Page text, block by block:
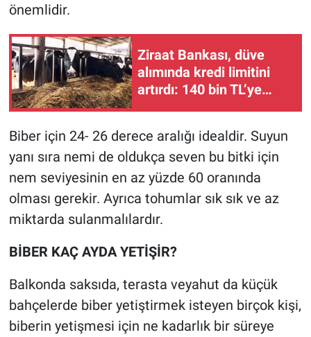
önemlidir.
Ziraat Bankası, düve
alımında kredi limitini
artırdı: 140 bin TL’ye
Biber için 24- 26 derece aralığı idealdir. Suyun
yanı sıra nemi de oldukça seven bu bitki için
nem seviyesinin en az yüzde 60 oranında
olması gerekir. Ayrıca tohumlar sık sık ve az
miktarda sulanmalılardır.
BİBER KAÇ AYDA YETİŞİR?
Balkonda saksıda, terasta veyahut da küçük
bahçelerde biber yetiştirmek isteyen birçok kişi,
biberin yetişmesi için ne kadarlık bir süreye